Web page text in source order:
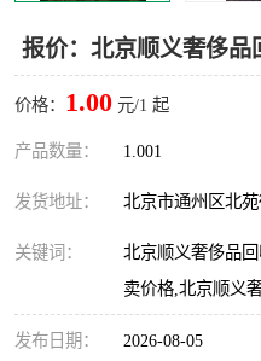
报价：北京顺义奢侈品
价格： 1.00 元/1 起
产品数量： 1.001
发货地址： 北京市通州区北
关键词：
北京顺义奢侈品
卖价格,北京顺义
发布日期： 2026-08-05